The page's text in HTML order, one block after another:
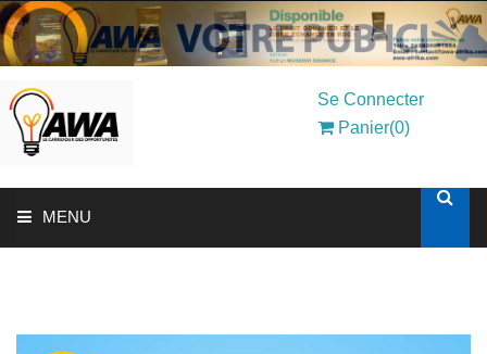
Se Connecter
Panier(0)
MENU
SOLUTIONS AUX ENTREPRISES